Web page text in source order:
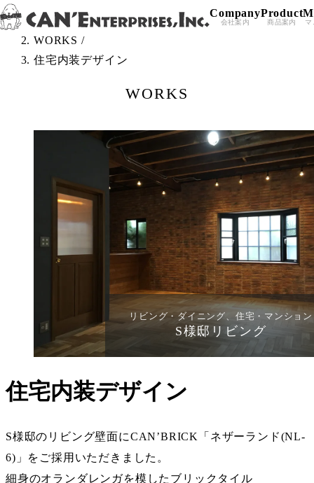
Skip to content
Company
会社案内
Product
商品案内 マ
TOP /
WORKS /
住宅内装デザイン
WORKS
リビング・ダイニング、住宅・マンション
S様邸リビング
住宅内装デザイン
S様邸のリビング壁面にCAN’BRICK「ネザーランド(NL-
6)」をご採用いただきました。
細身のオランダレンガを模したブリックタイル